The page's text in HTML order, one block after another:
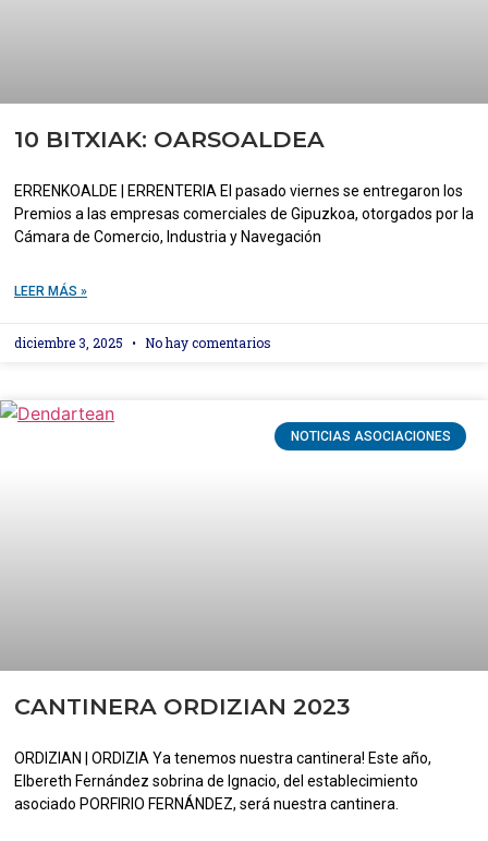
10 BITXIAK: OARSOALDEA
ERRENKOALDE | ERRENTERIA El pasado viernes se entregaron los
Premios a las empresas comerciales de Gipuzkoa, otorgados por la
Cámara de Comercio, Industria y Navegación
LEER MÁS »
diciembre 3, 2025 No hay comentarios
NOTICIAS ASOCIACIONES
CANTINERA ORDIZIAN 2023
ORDIZIAN | ORDIZIA Ya tenemos nuestra cantinera! Este año,
Elbereth Fernández sobrina de Ignacio, del establecimiento
asociado PORFIRIO FERNÁNDEZ, será nuestra cantinera.